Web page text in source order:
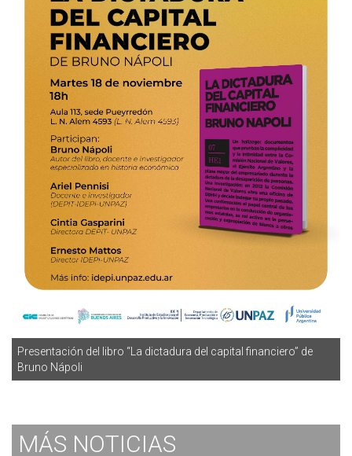
Presentación del libro “La dictadura del capital financiero” de
Bruno Nápoli
MÁS NOTICIAS